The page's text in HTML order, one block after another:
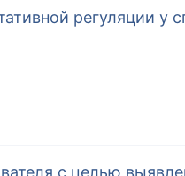
регуляции у
с целью